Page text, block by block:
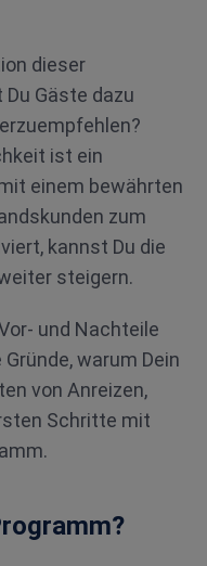
dieser
Gäste dazu
ist ein
einem bewährten
zum
kannst Du die
steigern.
und Nachteile
warum Dein
von Anreizen,
Schritte mit